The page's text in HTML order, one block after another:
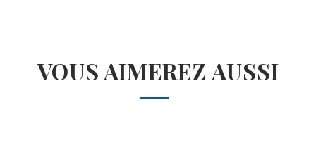
VOUS AIMEREZ AUSSI